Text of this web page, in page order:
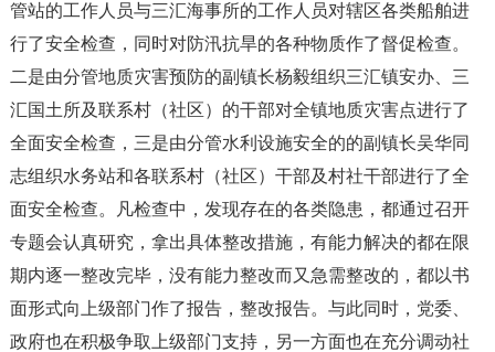
管站的工作人员与三汇海事所的工作人员对辖区各类船舶进
行了安全检查，同时对防汛抗旱的各种物质作了督促检查。
二是由分管地质灾害预防的副镇长杨毅组织三汇镇安办、三
汇国土所及联系村（社区）的干部对全镇地质灾害点进行了
全面安全检查，三是由分管水利设施安全的的副镇长吴华同
志组织水务站和各联系村（社区）干部及村社干部进行了全
面安全检查。凡检查中，发现存在的各类隐患，都通过召开
专题会认真研究，拿出具体整改措施，有能力解决的都在限
期内逐一整改完毕，没有能力整改而又急需整改的，都以书
面形式向上级部门作了报告，整改报告。与此同时，党委、
政府也在积极争取上级部门支持，另一方面也在充分调动社